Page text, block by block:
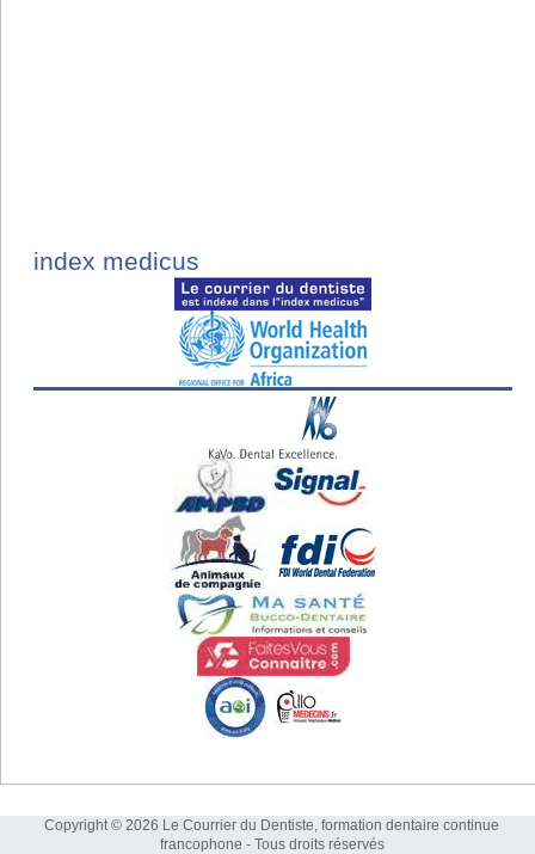
index medicus
Copyright © 2026 Le Courrier du Dentiste, formation dentaire continue
francophone - Tous droits réservés